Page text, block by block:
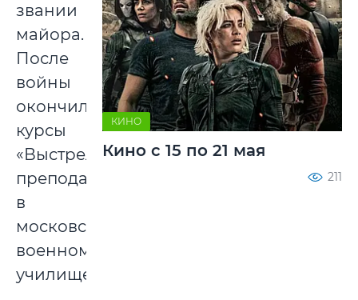
звании
майора.
После
войны
окончил
курсы
«Выстрел»,
преподавал
в
московском
военном
училище.
КИНО
Кино с 15 по 21 мая
211